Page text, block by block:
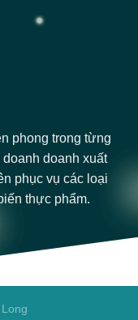
phong trong từng
doanh xuất
phục vụ các loại
thực phẩm.